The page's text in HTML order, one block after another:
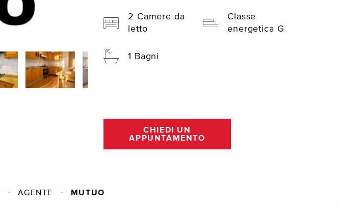
2 Camere da
letto
Classe
energetica G
1 Bagni
CHIEDI UN
APPUNTAMENTO
AGENTE MUTUO